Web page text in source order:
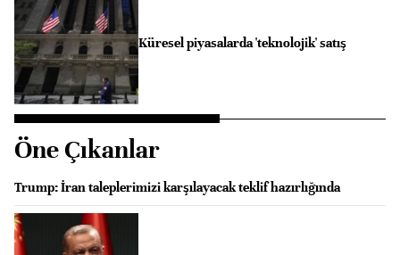
Küresel piyasalarda 'teknolojik' satış
Öne Çıkanlar
Trump: İran taleplerimizi karşılayacak teklif hazırlığında